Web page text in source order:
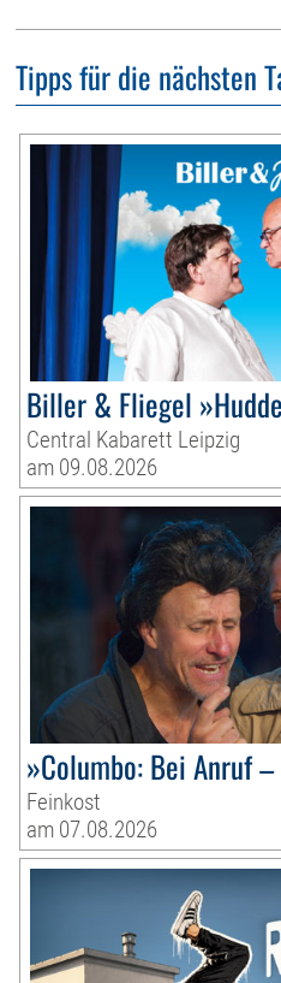
Tipps für die nächsten
Biller & Fliegel
Central Kabarett Leipzig
am 09.08.2026
»Columbo: Bei Anruf
Feinkost
am 07.08.2026